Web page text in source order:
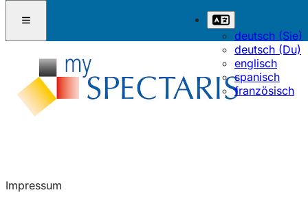
deutsch (Sie)
deutsch (Du)
englisch
spanisch
französisch
Impressum